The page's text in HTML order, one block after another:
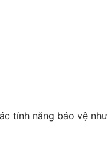
tính năng bảo vệ như